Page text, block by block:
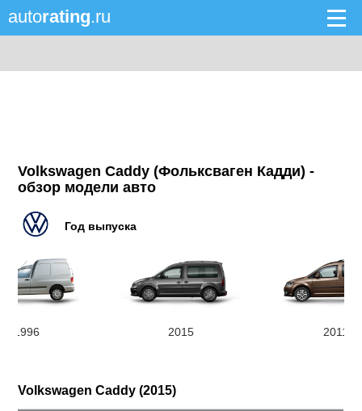
autorating.ru
Volkswagen Caddy (Фольксваген Кадди) -
обзор модели авто
Год выпуска
1996 2015 2011
Volkswagen Caddy (2015)